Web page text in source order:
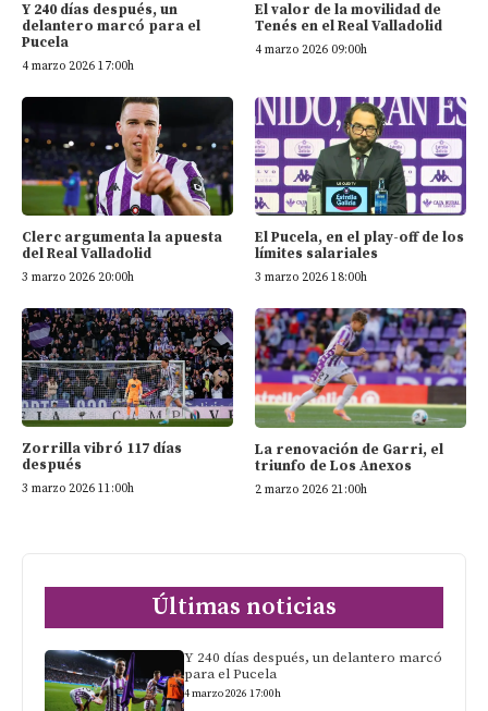
Y 240 días después, un
delantero marcó para el
Pucela
4 marzo 2026 17:00h
El valor de la movilidad de
Tenés en el Real Valladolid
4 marzo 2026 09:00h
Clerc argumenta la apuesta
del Real Valladolid
3 marzo 2026 20:00h
El Pucela, en el play-off de los
límites salariales
3 marzo 2026 18:00h
Zorrilla vibró 117 días
después
3 marzo 2026 11:00h
La renovación de Garri, el
triunfo de Los Anexos
2 marzo 2026 21:00h
Últimas noticias
Y 240 días después, un delantero marcó
para el Pucela
4 marzo 2026 17:00h